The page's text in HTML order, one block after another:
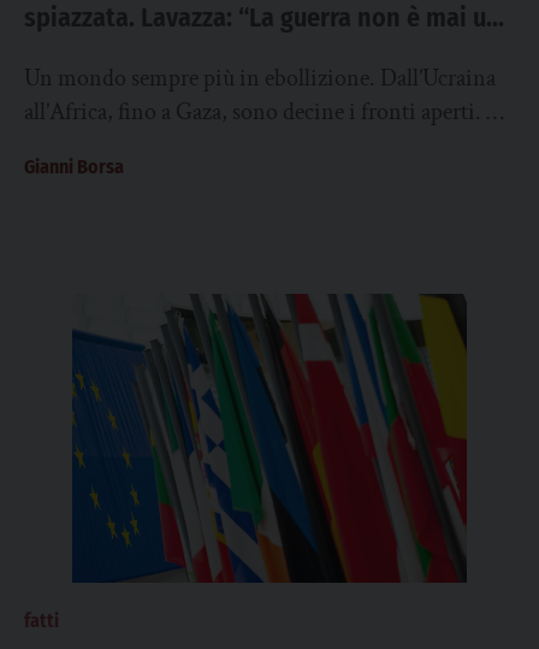
spiazzata. Lavazza: “La guerra non è mai una
Un mondo sempre più in ebollizione. Dall’Ucraina
all’Africa, fino a Gaza, sono decine i fronti aperti. E
Gianni Borsa
fatti